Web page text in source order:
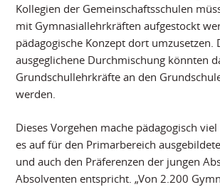
Kollegien der Gemeinschaftsschulen
mit Gymnasiallehrkräften aufgestockt
pädagogische Konzept dort umzusetzen.
ausgeglichene Durchmischung könnten
Grundschullehrkräfte an den
werden.
Dieses Vorgehen mache pädagogisch
es auf für den Primarbereich
und auch den Präferenzen der jungen
Absolventen entspricht. „Von 2.200